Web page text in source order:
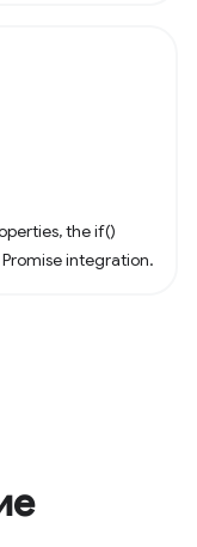
the if()
integration.